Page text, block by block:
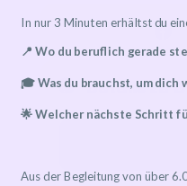
Details zu
In nur 3 Minuten erhältst du
📍 Wo du beruflich gerade
🎓 Was du brauchst, um
🌟 Welcher nächste Schritt
Aus der Begleitung von über